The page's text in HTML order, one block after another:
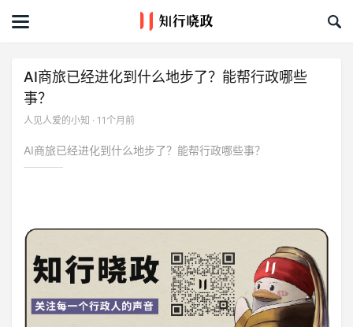
首页
课程&活动
资料库
礼品创意库
关于我们
AI商旅已经进化到什么地步了？能帮行政哪些
事？
人见人爱的小知 · 11个月前
AI商旅已经进化到什么地步了？能帮行政哪些事？